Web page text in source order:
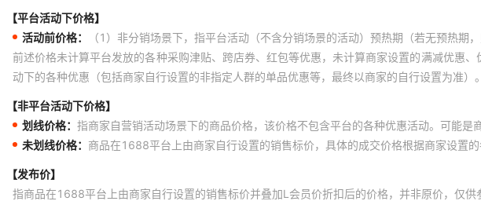
【平台活动下价格】
活动前价格：
（1）非分销场景下，指平台活动（不含分销场景的活动）预热期（若无预热
前述价格未计算平台发放的各种采购津贴、跨店券、红包等优惠，未计算商家设置的满减优惠
动下的各种优惠（包括商家自行设置的非指定人群的单品优惠等，最终以商家的自行设置为准
【非平台活动下价格】
划线价格： 指商家自营销活动场景下的商品价格，该价格不包含平台的各种优惠活动。可能是
未划线价格： 商品在1688平台上由商家自行设置的销售标价，具体的成交价格根据商家设置
【发布价】
指商品在1688平台上由商家自行设置的销售标价并叠加L会员价折扣后的价格，并非原价，仅供